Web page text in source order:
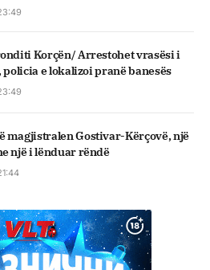
Korçën/ Arrestohet vrasësi i
e lokalizoi pranë banesës
magjistralen Gostivar-Kërçovë, një
një i lënduar rëndë